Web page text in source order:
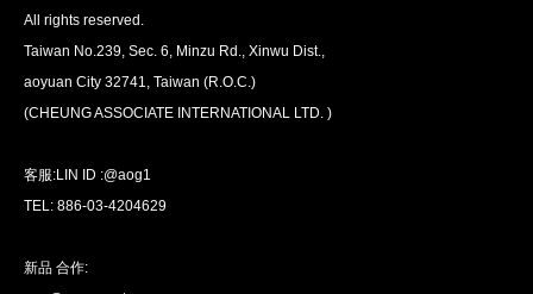
全球配送
我們將運送至全球
All rights reserved.
Taiwan No.239, Sec. 6, Minzu Rd., Xinwu Dist.,
aoyuan City 32741, Taiwan (R.O.C.)
(CHEUNG ASSOCIATE INTERNATIONAL LTD. )
客服:LIN ID :@aog1
TEL: 886-03-4204629
新品 合作: